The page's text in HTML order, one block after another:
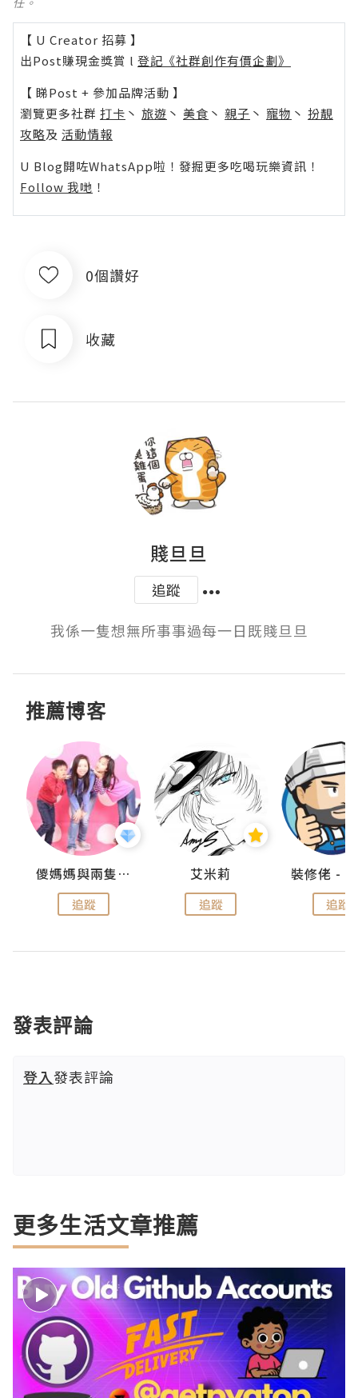
【 U Creator 招募 】
出Post賺現金獎賞 l 登記《社群創作有價企劃》
【 睇Post + 參加品牌活動 】
瀏覽更多社群 打卡 丶 旅遊 丶 美食 丶 親子 丶 寵物 丶 扮靚
攻略及 活動情報
U Blog開咗WhatsApp啦！發掘更多吃喝玩樂資訊！
Follow 我哋 ！
0個讚好
收藏
賤旦旦
追蹤
我係一隻想無所事事過每一日既賤旦旦
推薦博客
儍媽媽與兩隻小魔怪之家
追蹤
艾米莉
追蹤 追蹤
發表評論
登入發表評論
更多生活文章推薦